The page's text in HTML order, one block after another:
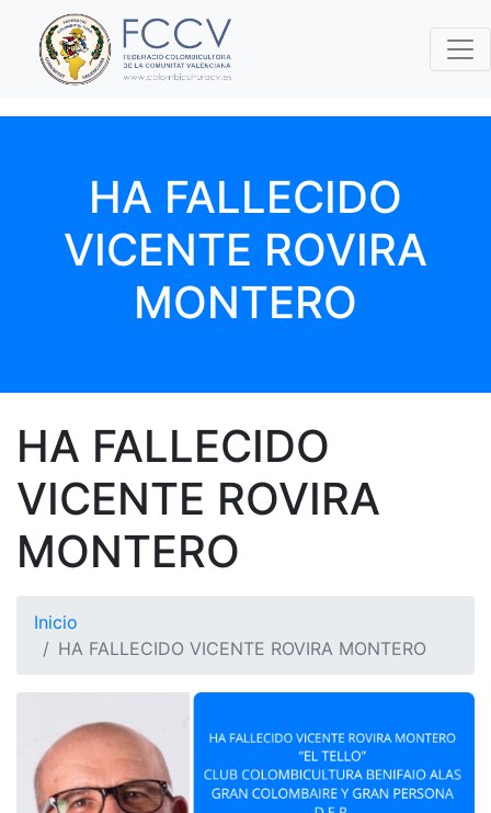
HA FALLECIDO
VICENTE ROVIRA
MONTERO
HA FALLECIDO
VICENTE ROVIRA
MONTERO
Inicio
HA FALLECIDO VICENTE ROVIRA MONTERO